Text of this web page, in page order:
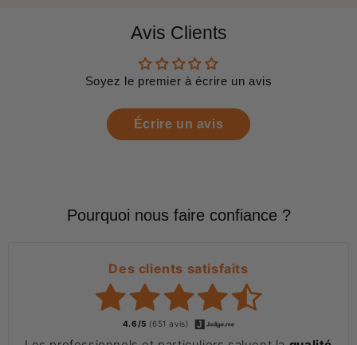
Avis Clients
Soyez le premier à écrire un avis
Écrire un avis
Pourquoi nous faire confiance ?
Des clients satisfaits
4.6/5 (651 avis)